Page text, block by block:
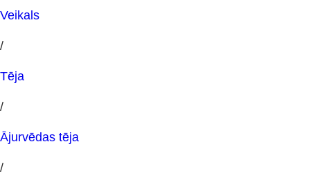
Veikals
/
Tēja
/
Ājurvēdas tēja
/